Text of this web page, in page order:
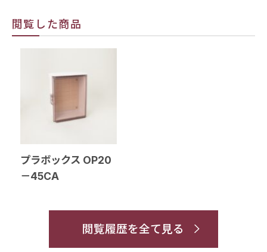
閲覧した商品
プラボックス OP20
－45CA
閲覧履歴を全て見る